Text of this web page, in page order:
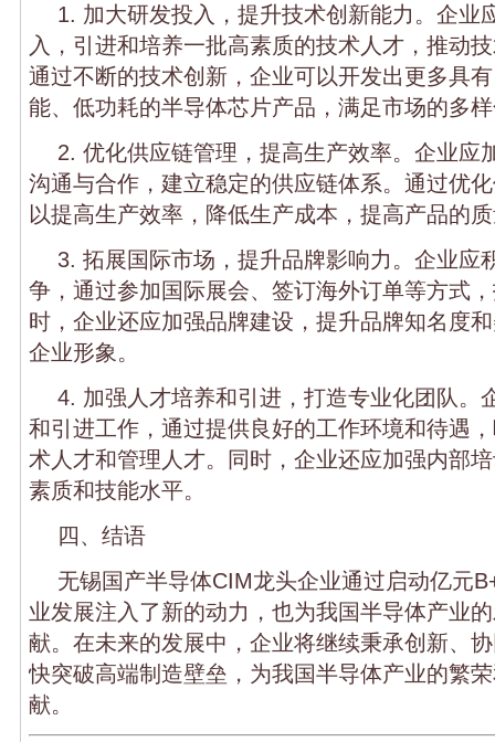
1. 加大研发投入，提升技术创新能力。企业
入，引进和培养一批高素质的技术人才，推动
通过不断的技术创新，企业可以开发出更多具
能、低功耗的半导体芯片产品，满足市场的多
2. 优化供应链管理，提高生产效率。企业应
沟通与合作，建立稳定的供应链体系。通过优
以提高生产效率，降低生产成本，提高产品的
3. 拓展国际市场，提升品牌影响力。企业应
争，通过参加国际展会、签订海外订单等方式
时，企业还应加强品牌建设，提升品牌知名度
企业形象。
4. 加强人才培养和引进，打造专业化团队。
和引进工作，通过提供良好的工作环境和待遇
术人才和管理人才。同时，企业还应加强内部
素质和技能水平。
四、结语
无锡国产半导体CIM龙头企业通过启动亿元
业发展注入了新的动力，也为我国半导体产业
献。在未来的发展中，企业将继续秉承创新、
快突破高端制造壁垒，为我国半导体产业的繁
献。